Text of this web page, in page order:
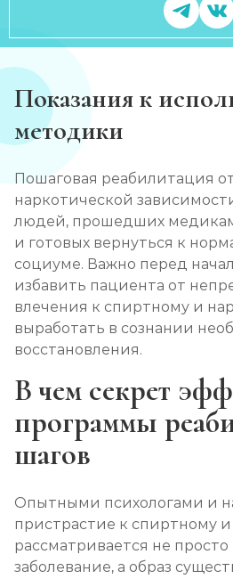
Показания к
методики
Пошаговая реабилитация
наркотической
людей, прошедших
и готовых вернуться к
социуме. Важно перед
избавить пациента от
влечения к спиртному и
выработать в сознании
восстановления.
В чем секрет
программы
шагов
Опытными психологами и
пристрастие к спиртному
рассматривается не просто
заболевание, а образ